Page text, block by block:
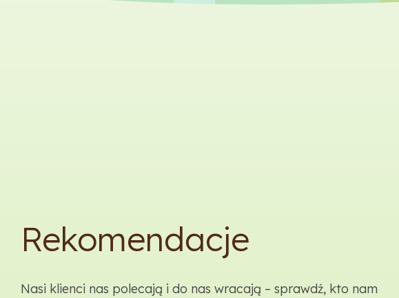
Rekomendacje
Nasi klienci nas polecają i do nas wracają – sprawdź, kto nam